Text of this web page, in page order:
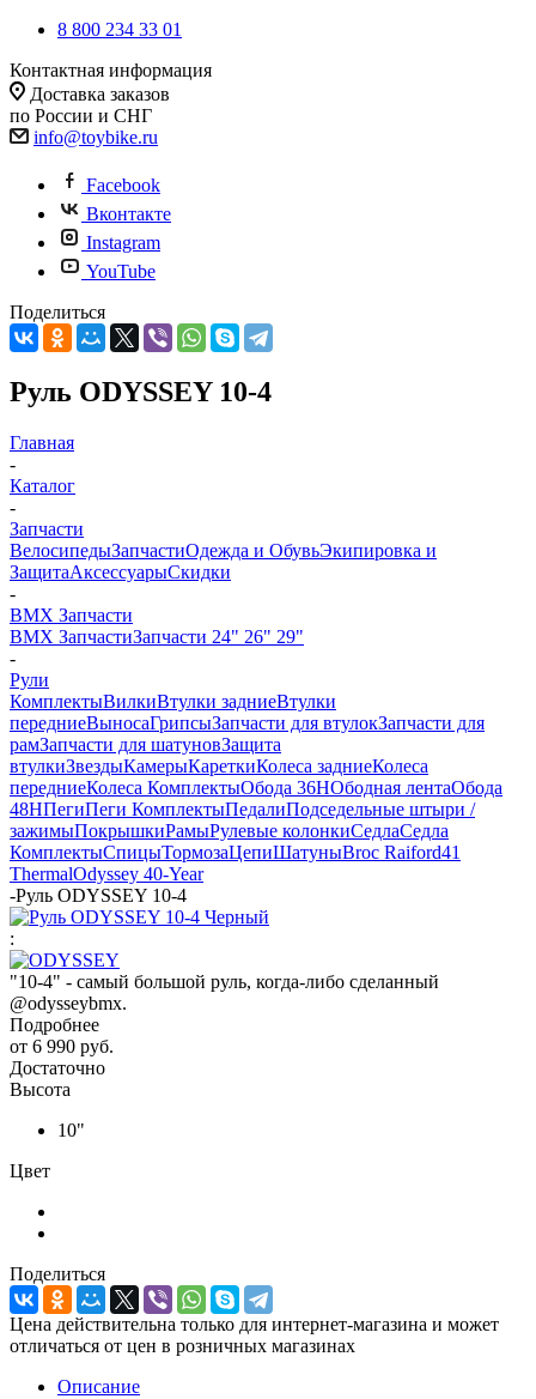
8 800 234 33 01
Контактная информация
Доставка заказов
по России и СНГ
info@toybike.ru
Facebook
Вконтакте
Instagram
YouTube
Поделиться
Руль ODYSSEY 10-4
Главная
-
Каталог
-
Запчасти
ВелосипедыЗапчастиОдежда и ОбувьЭкипировка и
ЗащитаАксессуарыСкидки
-
BMX Запчасти
BMX ЗапчастиЗапчасти 24" 26" 29"
-
Рули
КомплектыВилкиВтулки задниеВтулки
передниеВыносаГрипсыЗапчасти для втулокЗапчасти для
рамЗапчасти для шатуновЗащита
втулкиЗвездыКамерыКареткиКолеса задниеКолеса
передниеКолеса КомплектыОбода 36HОбодная лентаОбода
48HПегиПеги КомплектыПедалиПодседельные штыри /
зажимыПокрышкиРамыРулевые колонкиСедлаСедла
КомплектыСпицыТормозаЦепиШатуныBroc Raiford41
ThermalOdyssey 40-Year
-Руль ODYSSEY 10-4
:
"10‑4" - самый большой руль, когда-либо сделанный
@odysseybmx.
Подробнее
от 6 990 руб.
Достаточно
Высота
10"
Цвет
Поделиться
Цена действительна только для интернет-магазина и может
отличаться от цен в розничных магазинах
Описание